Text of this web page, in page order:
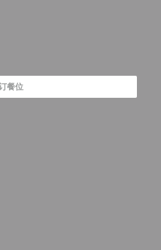
餐位
))
中打开))